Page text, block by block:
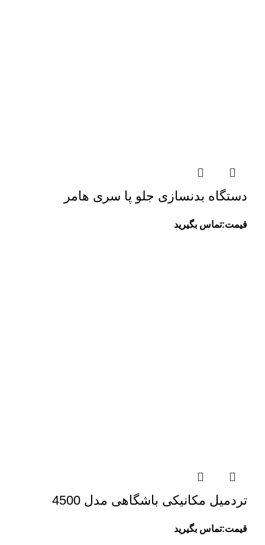
دستگاه بدنسازی جلو پا سری هامر
قیمت:تماس بگیرید
تردمیل مکانیکی باشگاهی مدل 4500
قیمت:تماس بگیرید